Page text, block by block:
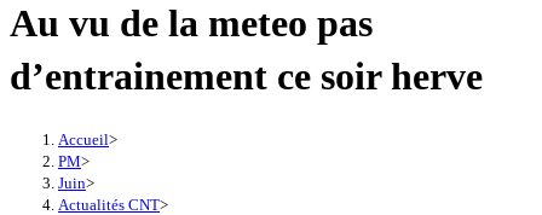
Au vu de la meteo pas
d’entrainement ce soir herve
Accueil>
PM>
Juin>
Actualités CNT>